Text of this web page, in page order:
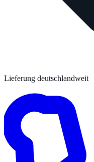
Lieferung deutschlandweit